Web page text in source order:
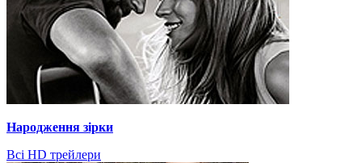
Народження зірки
Всі HD трейлери